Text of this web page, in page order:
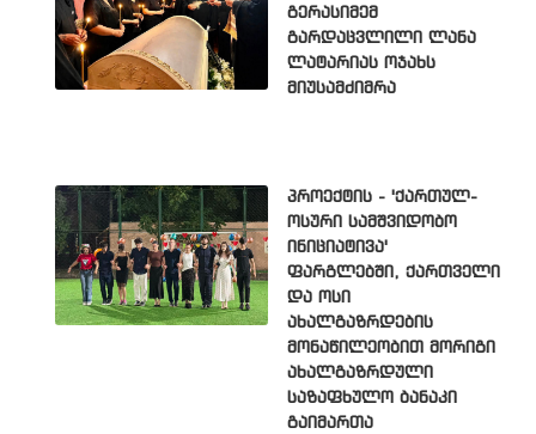
გერასიმემ
გარდაცვლილი ლანა
ლატარიას ოჯახს
მიუსამძიმრა
პროექტის - 'ქართულ-
ოსური სამშვიდობო
ინიციატივა'
ფარგლებში, ქართველი
და ოსი
ახალგაზრდების
მონაწილეობით მორიგი
ახალგაზრდული
საზაფხულო ბანაკი
გაიმართა